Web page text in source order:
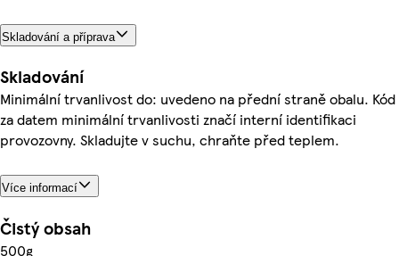
Skladování a příprava
Skladování
Minimální trvanlivost do: uvedeno na přední straně obalu. Kód
za datem minimální trvanlivosti značí interní identifikaci
provozovny. Skladujte v suchu, chraňte před teplem.
Více informací
Čistý obsah
500g